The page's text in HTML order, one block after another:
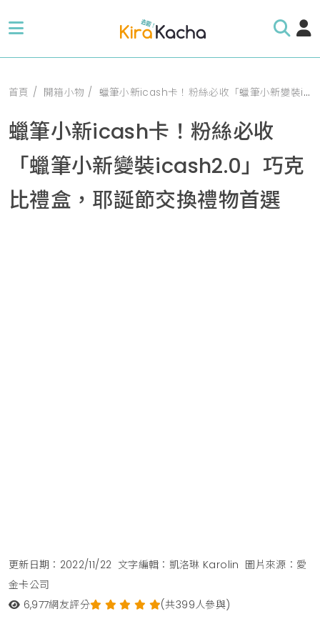
首頁 開箱小物 蠟筆小新icash卡！粉絲必收「蠟筆小新變裝icash2.0」巧克比禮盒，耶誕節交換禮物首選
蠟筆小新icash卡！粉絲必收
「蠟筆小新變裝icash2.0」巧克
比禮盒，耶誕節交換禮物首選
更新日期：2022/11/22 文字編輯：凱洛琳 Karolin 圖片來源：愛
金卡公司
6,977網友評分 (共399人參與)